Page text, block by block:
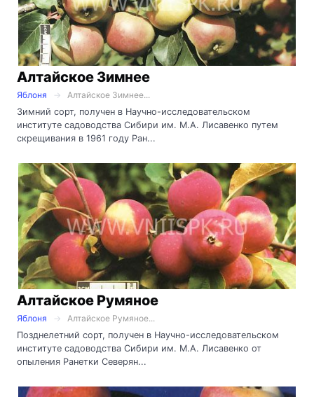
Алтайское Зимнее
Яблоня
Алтайское Зимнее...
Зимний сорт, получен в Научно-исследовательском
институте садоводства Сибири им. М.А. Лисавенко путем
скрещивания в 1961 году Ран...
Алтайское Румяное
Яблоня
Алтайское Румяное...
Позднелетний сорт, получен в Научно-исследовательском
институте садоводства Сибири им. М.А. Лисавенко от
опыления Ранетки Северян...